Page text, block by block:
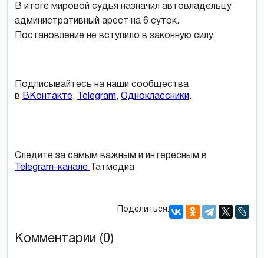
В итоге мировой судья назначил автовладельцу
административный арест на 6 суток.
Постановление не вступило в законную силу.
Подписывайтесь на наши сообщества
в ВКонтакте, Telegram, Одноклассники.
Следите за самым важным и интересным в
Telegram-канале
Татмедиа
Поделиться:
Комментарии (0)